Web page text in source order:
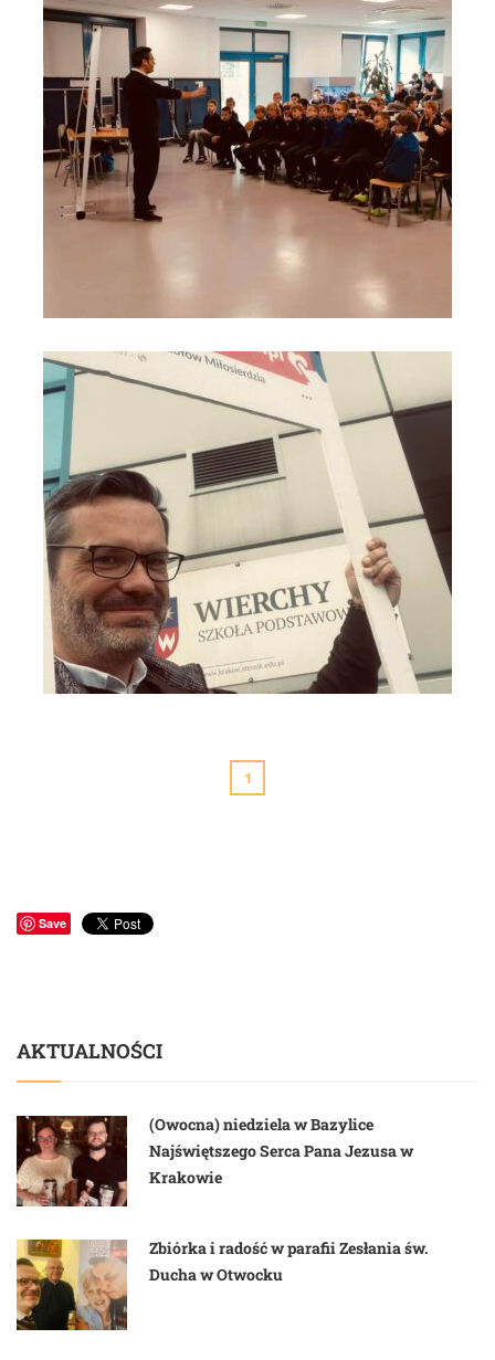
1
Save
AKTUALNOŚCI
(Owocna) niedziela w Bazylice
Najświętszego Serca Pana Jezusa w
Krakowie
Zbiórka i radość w parafii Zesłania św.
Ducha w Otwocku